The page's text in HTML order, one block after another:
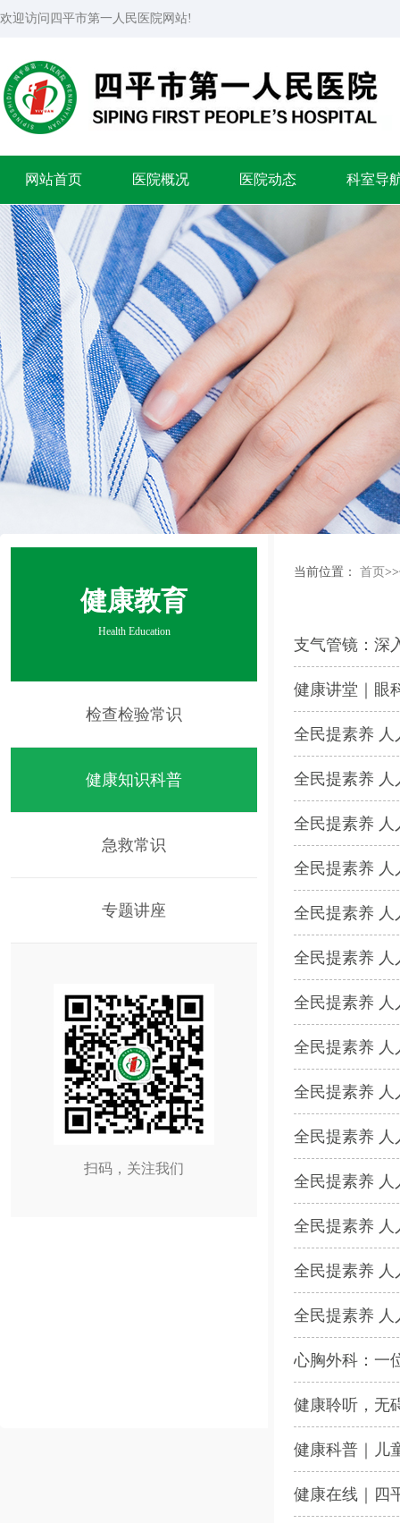
欢迎访问四平市第一人民医院网站!
网站首页 医院概况 医院动态 科室导
健康教育
Health Education
检查检验常识
健康知识科普
急救常识
专题讲座
扫码，关注我们
当前位置： 首页 >>
支气管镜：深
健康讲堂｜眼
全民提素养 人
全民提素养 人
全民提素养 人
全民提素养 人
全民提素养 人
全民提素养 人
全民提素养 人
全民提素养 人
全民提素养 人
全民提素养 人
全民提素养 人
全民提素养 人
全民提素养 人
全民提素养 人
心胸外科：一
健康聆听，无
健康科普｜儿
健康在线｜四